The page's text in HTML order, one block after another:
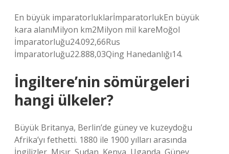
En büyük imparatorluklarİmparatorlukEn büyük
kara alanıMilyon km2Milyon mil kareMoğol
İmparatorluğu24.092,66Rus
İmparatorluğu22.888,03Qing Hanedanlığı14.
İngiltere’nin sömürgeleri
hangi ülkeler?
Büyük Britanya, Berlin’de güney ve kuzeydoğu
Afrika’yı fethetti. 1880 ile 1900 yılları arasında